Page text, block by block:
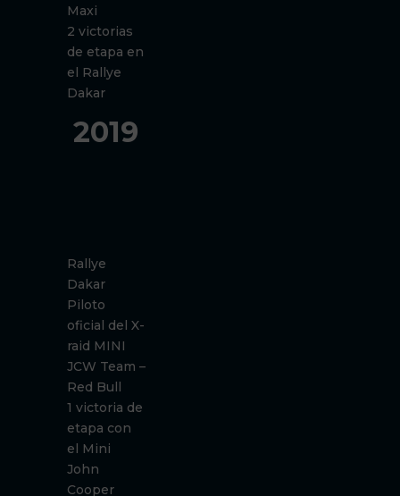
Maxi
2 victorias
de etapa en
el Rallye
Dakar
2019
Rallye
Dakar
Piloto
oficial del X-
raid MINI
JCW Team –
Red Bull
1 victoria de
etapa con
el Mini
John
Cooper